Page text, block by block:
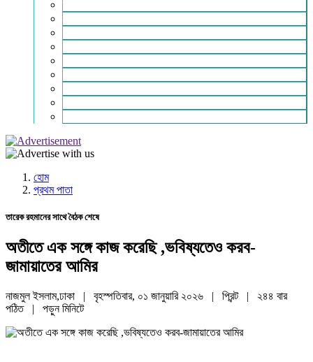
হোম
প্রথম পাতা
তারেক রহমানের সাথে বৈঠক শেষে
অতীতে এক সঙ্গে কাজ করেছি ,ভবিষ্যতেও করব-
জামায়াতের আমির
নাজমুল ইসলাম,ঢাকা | বৃহস্পতিবার, ০১ জানুয়ারি ২০২৬ | প্রিন্ট | ২৪৪ বার
পঠিত
| পড়ুনমিনিটে